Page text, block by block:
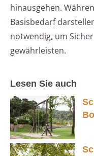
hinausgehen.
Basisbedarf
notwendig, um
gewährleisten.
Lesen Sie auch